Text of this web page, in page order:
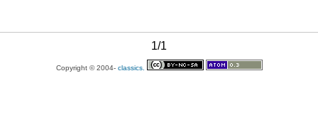
1/1
Copyright © 2004- classics.